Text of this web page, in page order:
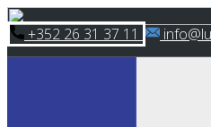
Skip
to
content
​+352 26 31 37 11